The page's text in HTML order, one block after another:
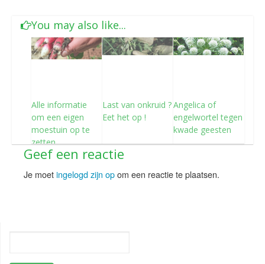
You may also like...
Alle informatie
om een eigen
moestuin op te
zetten
Last van onkruid ?
Eet het op !
Angelica of
engelwortel tegen
kwade geesten
Geef een reactie
Je moetingelogd zijn opom een reactie te plaatsen.